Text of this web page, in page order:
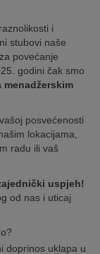
i
stubovi naše
povećanje
godini čak smo
menadžerskim
posvećenosti
lokacijama,
radu ili vaš
uspjeh!
od nas i uticaj
doprinos uklapa u